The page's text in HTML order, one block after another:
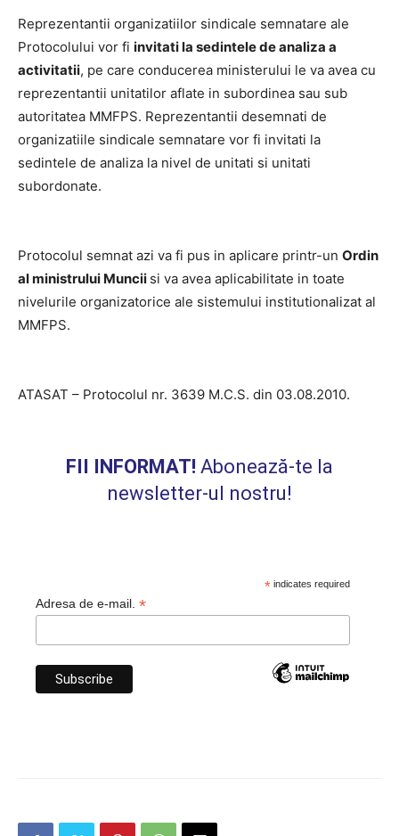
Reprezentantii organizatiilor sindicale semnatare ale
Protocolului vor fi invitati la sedintele de analiza a
activitatii, pe care conducerea ministerului le va avea cu
reprezentantii unitatilor aflate in subordinea sau sub
autoritatea MMFPS. Reprezentantii desemnati de
organizatiile sindicale semnatare vor fi invitati la
sedintele de analiza la nivel de unitati si unitati
subordonate.
Protocolul semnat azi va fi pus in aplicare printr-un Ordin
al ministrului Muncii si va avea aplicabilitate in toate
nivelurile organizatorice ale sistemului institutionalizat al
MMFPS.
ATASAT – Protocolul nr. 3639 M.C.S. din 03.08.2010.
FII INFORMAT! Abonează-te la
newsletter-ul nostru!
* indicates required
Adresa de e-mail. *